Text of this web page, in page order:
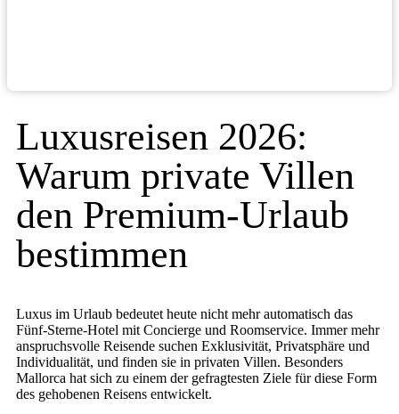
Luxusreisen 2026:
Warum private Villen
den Premium-Urlaub
bestimmen
Luxus im Urlaub bedeutet heute nicht mehr automatisch das
Fünf-Sterne-Hotel mit Concierge und Roomservice. Immer mehr
anspruchsvolle Reisende suchen Exklusivität, Privatsphäre und
Individualität, und finden sie in privaten Villen. Besonders
Mallorca hat sich zu einem der gefragtesten Ziele für diese Form
des gehobenen Reisens entwickelt.